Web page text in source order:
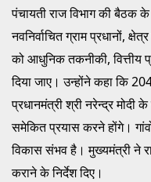
पंचायती राज विभाग की बैठक के
नवनिर्वाचित ग्राम प्रधानों,
को आधुनिक तकनीकी, वित्तीय
दिया जाए। उन्होंने कहा कि
प्रधानमंत्री श्री नरेन्द्र
समेकित प्रयास करने होंगे।
विकास संभव है। मुख्यमंत्री ने
कराने के निर्देश दिए।